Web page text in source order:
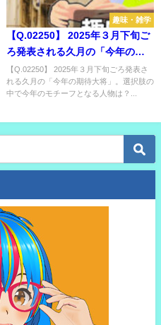
趣味・雑学
【Q.02250】 2025年３月下旬ご
ろ発表される久月の「今年の期
待大将」。選択肢の中で今年の
モチーフとなる人物は？
【Q.02250】 2025年３月下旬ごろ発表さ
れる久月の「今年の期待大将」。選択肢の
中で今年のモチーフとなる人物は？...